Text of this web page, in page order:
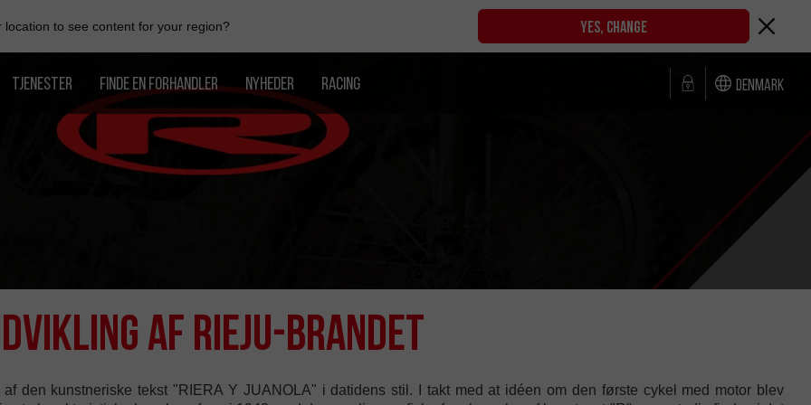
to see content for your region? YES, CHANGE
TJENESTER FINDE EN FORHANDLER NYHEDER RACING Denmark
af Rieju-brandet
af den kunstneriske tekst "RIERA Y JUANOLA" i datidens stil. I takt med at idéen om den første cykel med motor blev